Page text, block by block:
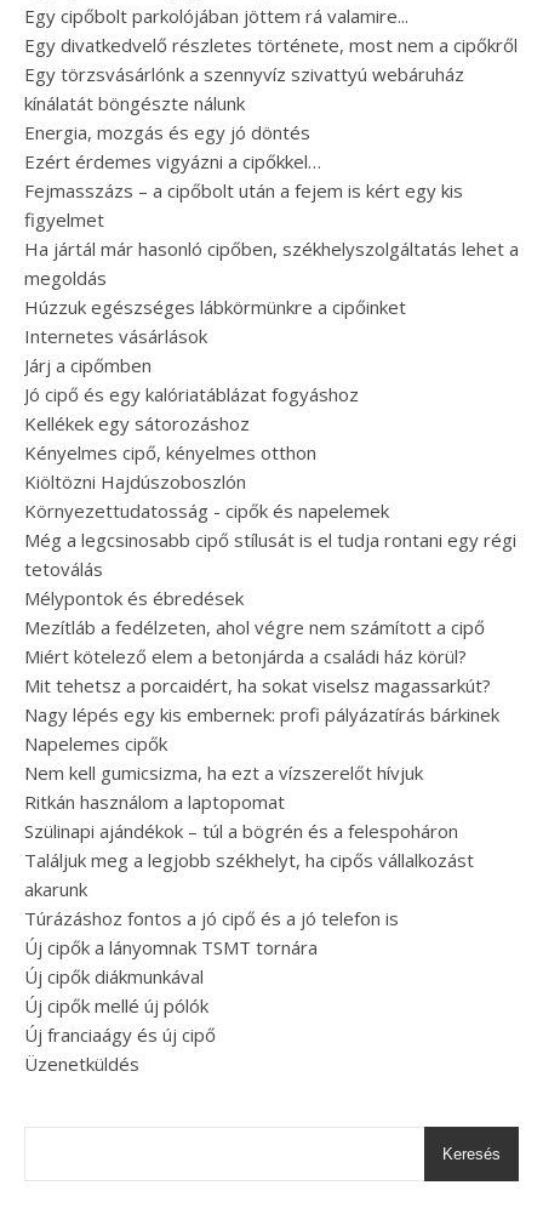
Egy cipőbolt parkolójában jöttem rá valamire...
Egy divatkedvelő részletes története, most nem a cipőkről
Egy törzsvásárlónk a szennyvíz szivattyú webáruház
kínálatát böngészte nálunk
Energia, mozgás és egy jó döntés
Ezért érdemes vigyázni a cipőkkel…
Fejmasszázs – a cipőbolt után a fejem is kért egy kis
figyelmet
Ha jártál már hasonló cipőben, székhelyszolgáltatás lehet a
megoldás
Húzzuk egészséges lábkörmünkre a cipőinket
Internetes vásárlások
Járj a cipőmben
Jó cipő és egy kalóriatáblázat fogyáshoz
Kellékek egy sátorozáshoz
Kényelmes cipő, kényelmes otthon
Kiöltözni Hajdúszoboszlón
Környezettudatosság - cipők és napelemek
Még a legcsinosabb cipő stílusát is el tudja rontani egy régi
tetoválás
Mélypontok és ébredések
Mezítláb a fedélzeten, ahol végre nem számított a cipő
Miért kötelező elem a betonjárda a családi ház körül?
Mit tehetsz a porcaidért, ha sokat viselsz magassarkút?
Nagy lépés egy kis embernek: profi pályázatírás bárkinek
Napelemes cipők
Nem kell gumicsizma, ha ezt a vízszerelőt hívjuk
Ritkán használom a laptopomat
Szülinapi ajándékok – túl a bögrén és a felespoháron
Találjuk meg a legjobb székhelyt, ha cipős vállalkozást
akarunk
Túrázáshoz fontos a jó cipő és a jó telefon is
Új cipők a lányomnak TSMT tornára
Új cipők diákmunkával
Új cipők mellé új pólók
Új franciaágy és új cipő
Üzenetküldés
Keresés